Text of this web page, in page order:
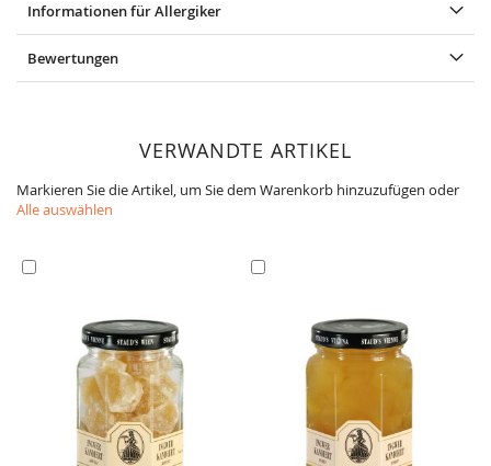
Informationen für Allergiker
Bewertungen
VERWANDTE ARTIKEL
Markieren Sie die Artikel, um Sie dem Warenkorb hinzuzufügen oder
Alle auswählen